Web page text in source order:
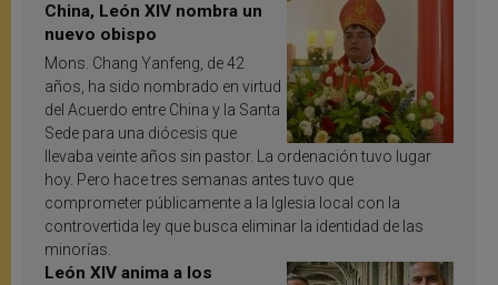
China, León XIV nombra un
nuevo obispo
Mons. Chang Yanfeng, de 42
años, ha sido nombrado en virtud
del Acuerdo entre China y la Santa
Sede para una diócesis que
llevaba veinte años sin pastor. La ordenación tuvo lugar
hoy. Pero hace tres semanas antes tuvo que
comprometer públicamente a la Iglesia local con la
controvertida ley que busca eliminar la identidad de las
minorías.
León XIV anima a los